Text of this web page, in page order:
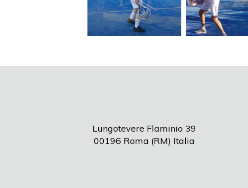
Lungotevere Flaminio 39
00196 Roma (RM) Italia